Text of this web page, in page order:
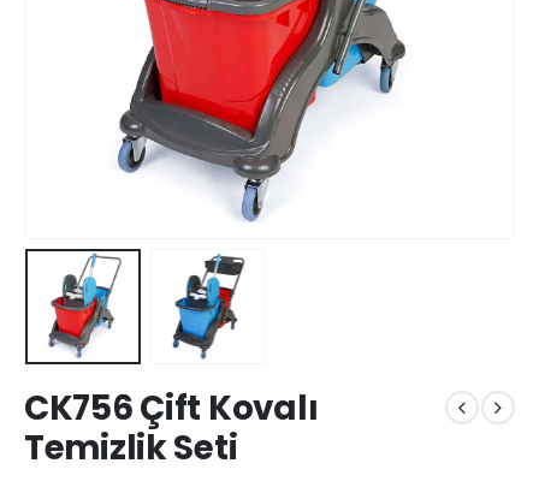
CK756 Çift Kovalı
Temizlik Seti